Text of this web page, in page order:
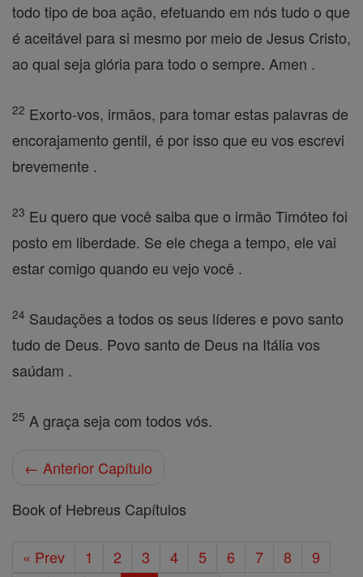
todo tipo de boa ação, efetuando em nós tudo o que
é aceitável para si mesmo por meio de Jesus Cristo,
ao qual seja glória para todo o sempre. Amen .
22 Exorto-vos, irmãos, para tomar estas palavras de
encorajamento gentil, é por isso que eu vos escrevi
brevemente .
23 Eu quero que você saiba que o irmão Timóteo foi
posto em liberdade. Se ele chega a tempo, ele vai
estar comigo quando eu vejo você .
24 Saudações a todos os seus líderes e povo santo
tudo de Deus. Povo santo de Deus na Itália vos
saúdam .
25 A graça seja com todos vós.
← Anterior Capítulo
Book of Hebreus Capítulos
« Prev 1 2 3 4 5 6 7 8
9